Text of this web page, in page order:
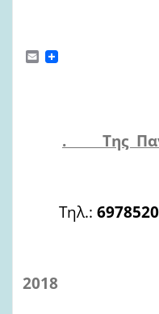
E
. Της
Τηλ.:
2018